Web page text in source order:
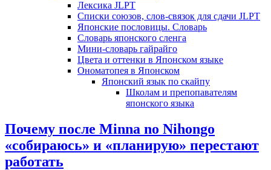
Лексика JLPT
Списки союзов, слов-связок для сдачи JLPT
Японские пословицы. Словарь
Словарь японского сленга
Мини-словарь гайрайго
Цвета и оттенки в Японском языке
Ономатопея в Японском
Японский язык по скайпу
Школам и препопавателям
японского языка
Почему после Minna no Nihongo
«собираюсь» и «планирую» перестают
работать